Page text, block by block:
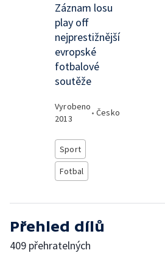
Záznam losu
play off
nejprestižnější
evropské
fotbalové
soutěže
Vyrobeno
2013
• Česko
Sport
Fotbal
Přehled dílů
409 přehratelných